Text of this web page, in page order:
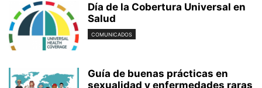
Día de la Cobertura Universal en
Salud
COMUNICADOS
Guía de buenas prácticas en
sexualidad y enfermedades raras